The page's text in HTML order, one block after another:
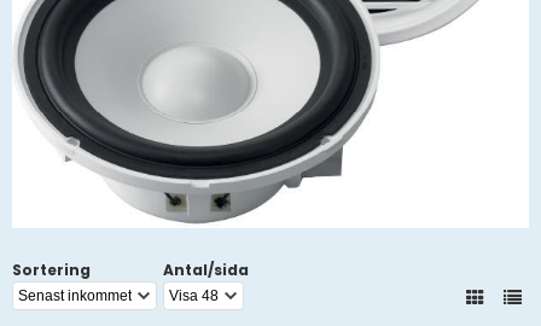
Sortering Antal/sida